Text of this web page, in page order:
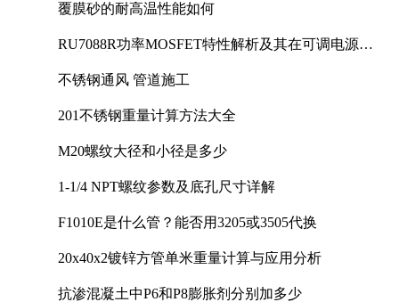
覆膜砂的耐高温性能如何
RU7088R功率MOSFET特性解析及其在可调电源设
不锈钢通风 管道施工
201不锈钢重量计算方法大全
M20螺纹大径和小径是多少
1-1/4 NPT螺纹参数及底孔尺寸详解
F1010E是什么管？能否用3205或3505代换
20x40x2镀锌方管单米重量计算与应用分析
抗渗混凝土中P6和P8膨胀剂分别加多少